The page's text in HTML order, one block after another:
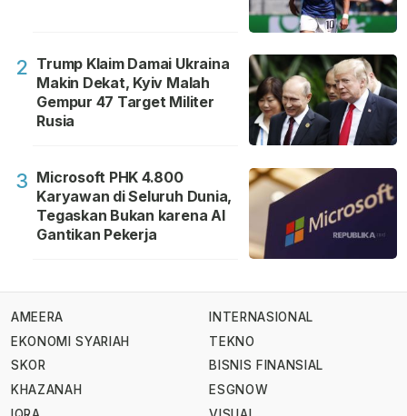
2 Trump Klaim Damai Ukraina
Makin Dekat, Kyiv Malah
Gempur 47 Target Militer
Rusia
3 Microsoft PHK 4.800
Karyawan di Seluruh Dunia,
Tegaskan Bukan karena AI
Gantikan Pekerja
AMEERA
EKONOMI SYARIAH
SKOR
KHAZANAH
INTERNASIONAL
TEKNO
BISNIS FINANSIAL
ESGNOW